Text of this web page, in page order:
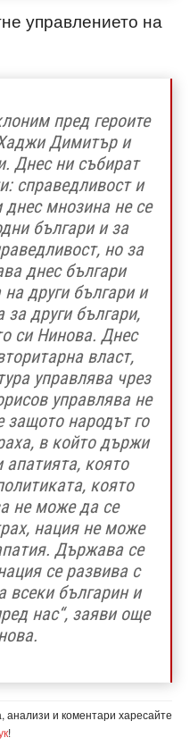
управлението на
пред героите
Димитър и
Днес ни събират
справедливост и
мнозина не се
българи и за
но за
днес българи
други българи и
за други българи,
си Нинова. Днес
власт,
управлява чрез
управлява не
народът го
в който държи
която
която
не може да се
нация не може
Държава се
се развива с
всеки българин и
нас“, заяви още
и коментари харесайте
!